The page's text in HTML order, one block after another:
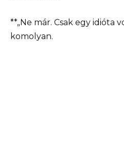
**„Ne már. Csak egy idióta
komolyan.